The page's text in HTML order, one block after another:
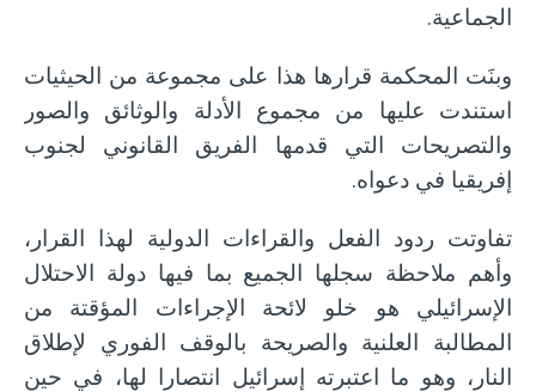
الجماعية.
وبنَت المحكمة قرارها هذا على مجموعة من الحيثيات
استندت عليها من مجموع الأدلة والوثائق والصور
والتصريحات التي قدمها الفريق القانوني لجنوب
إفريقيا في دعواه.
تفاوتت ردود الفعل والقراءات الدولية لهذا القرار،
وأهم ملاحظة سجلها الجميع بما فيها دولة الاحتلال
الإسرائيلي هو خلو لائحة الإجراءات المؤقتة من
المطالبة العلنية والصريحة بالوقف الفوري لإطلاق
النار، وهو ما اعتبرته إسرائيل انتصارا لها، في حين